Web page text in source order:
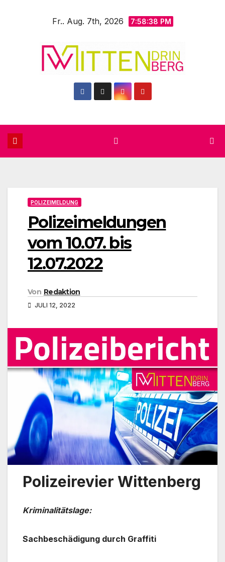
Fr.. Aug. 7th, 2026 7:58:40 PM
POLIZEIMELDUNG
Polizeimeldungen
vom 10.07. bis
12.07.2022
Von Redaktion
JULI 12, 2022
Polizeirevier Wittenberg
Kriminalitätslage:
Sachbeschädigung durch Graffiti